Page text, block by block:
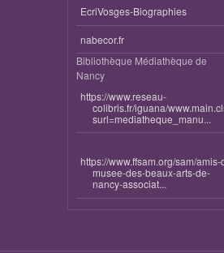
EcriVosges-Biographies
nabecor.fr
Bibliothèque Médiathèque de
Nancy
https://www.reseau-
colibris.fr/iguana/
surl=mediatheque_manu...
https://www.ffsam.org/sam/amis-
musee-des-beaux-arts-de-
nancy-associat...